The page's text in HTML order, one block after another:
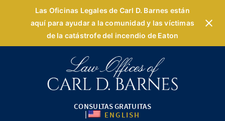
Las Oficinas Legales de Carl D. Barnes están
aquí para ayudar a la comunidad y las víctimas
de la catástrofe del incendio de Eaton
CONSULTAS GRATUITAS
| ENGLISH